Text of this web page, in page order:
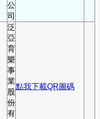
公
司
泛
亞
育
樂
事
業
股
份
有
點我下載QR圖碼